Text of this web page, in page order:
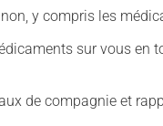
y compris les
sur vous
de compagnie et